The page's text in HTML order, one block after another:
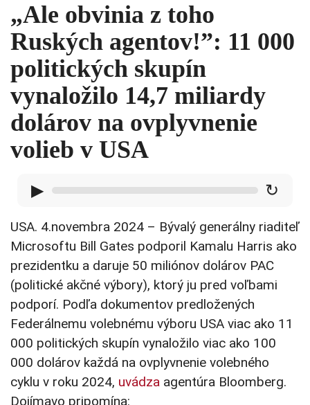
„Ale obvinia z toho
Ruských agentov!”: 11 000
politických skupín
vynaložilo 14,7 miliardy
dolárov na ovplyvnenie
volieb v USA
▶ ↻
USA. 4.novembra 2024 – Bývalý generálny riaditeľ
Microsoftu Bill Gates podporil Kamalu Harris ako
prezidentku a daruje 50 miliónov dolárov PAC
(politické akčné výbory), ktorý ju pred voľbami
podporí. Podľa dokumentov predložených
Federálnemu volebnému výboru USA viac ako 11
000 politických skupín vynaložilo viac ako 100
000 dolárov každá na ovplyvnenie volebného
cyklu v roku 2024, uvádza agentúra Bloomberg.
Dojímavo pripomína: